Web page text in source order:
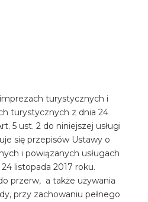
turystycznych i
turystycznych z dnia 24
5 ust. 2 do niniejszej usługi
się przepisów Ustawy o
i powiązanych usługach
listopada 2017 roku.
przerw, a także używania
przy zachowaniu pełnego